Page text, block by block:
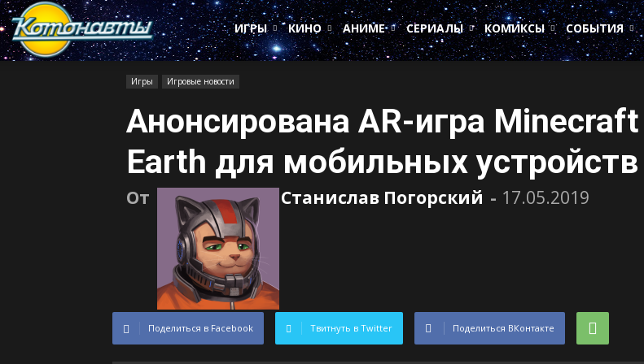
Котонавты
ИГРЫ
КИНО АНИМЕ СЕРИАЛЫ КОМИКСЫ СОБЫТИЯ
Игры Игровые новости
Анонсирована AR-игра Minecraft
Earth для мобильных устройств
От Станислав Погорский - 17.05.2019
Поделиться в Facebook Твитнуть в Twitter Поделиться ВКонтакте